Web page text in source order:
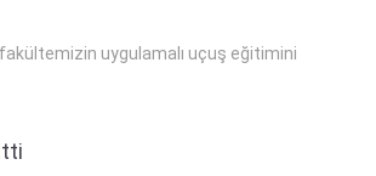
fakültemizin uygulamalı uçuş eğitimini